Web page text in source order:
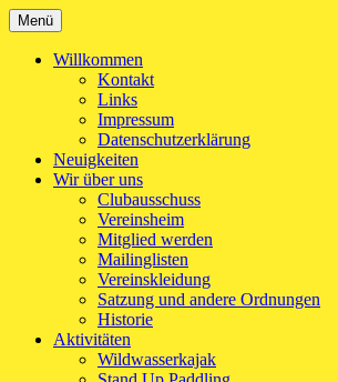
Zum
Inhalt
springen
Kanu-Club Turngemeinde München e.V.
Kanu fahren in München
Menü
Willkommen
Kontakt
Links
Impressum
Datenschutzerklärung
Neuigkeiten
Wir über uns
Clubausschuss
Vereinsheim
Mitglied werden
Mailinglisten
Vereinskleidung
Satzung und andere Ordnungen
Historie
Aktivitäten
Wildwasserkajak